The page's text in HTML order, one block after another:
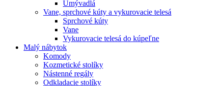
Umývadlá
Vane, sprchové kúty a vykurovacie telesá
Sprchové kúty
Vane
Vykurovacie telesá do kúpeľne
Malý nábytok
Komody
Kozmetické stolíky
Nástenné regály
Odkladacie stolíky